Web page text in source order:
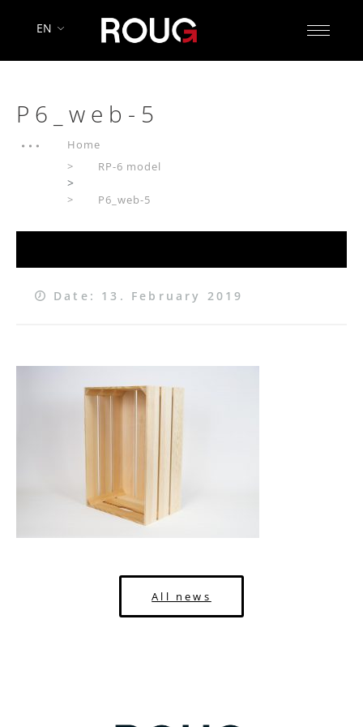
EN
P6_web-5
Home
RP-6 model
>
P6_web-5
Date: 13. February 2019
All news